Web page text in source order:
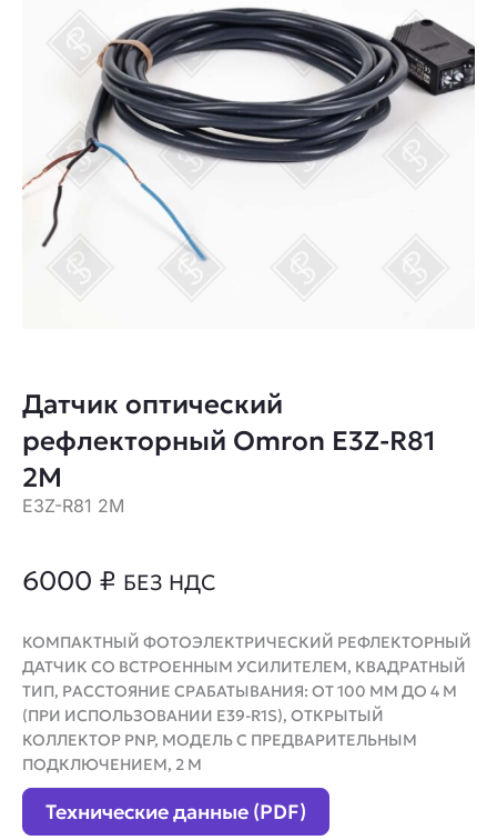
Датчик оптический
рефлекторный Omron E3Z-R81
2M
E3Z-R81 2M
6000 ₽ БЕЗ НДС
КОМПАКТНЫЙ ФОТОЭЛЕКТРИЧЕСКИЙ РЕФЛЕКТОРНЫЙ
ДАТЧИК СО ВСТРОЕННЫМ УСИЛИТЕЛЕМ, КВАДРАТНЫЙ
ТИП, РАССТОЯНИЕ СРАБАТЫВАНИЯ: ОТ 100 ММ ДО 4 М
(ПРИ ИСПОЛЬЗОВАНИИ E39-R1S), ОТКРЫТЫЙ
КОЛЛЕКТОР PNP, МОДЕЛЬ С ПРЕДВАРИТЕЛЬНЫМ
ПОДКЛЮЧЕНИЕМ, 2 М
Технические данные (PDF)